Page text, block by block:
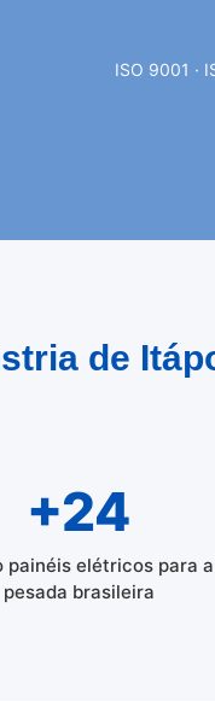
ISO 9001 ·
de
+24
painéis elétricos para
pesada brasileira